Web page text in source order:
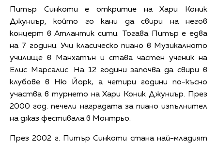
Питър Синкоти е откритие на Хари Коник
Джуниър, който го кани да свири на негов
концерт в Атлантик сити. Тогава Питър е едва
на 7 години. Учи класическо пиано в Музикалното
училище в Манхатън и става частен ученик на
Елис Марсалис. На 12 години започва да свири в
клубове в Ню Йорк, а четири години по-късно
участва в турнето на Хари Коник Джуниър. През
2000 год. печели наградата за пиано изпълнител
на джаз фестивала в Монтрьо.
През 2002 г. Питър Синкоти стана най-младият